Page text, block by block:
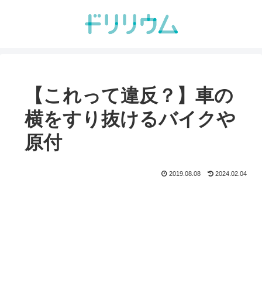
【これって違反？】車の
横をすり抜けるバイクや
原付
2019.08.08 2024.02.04